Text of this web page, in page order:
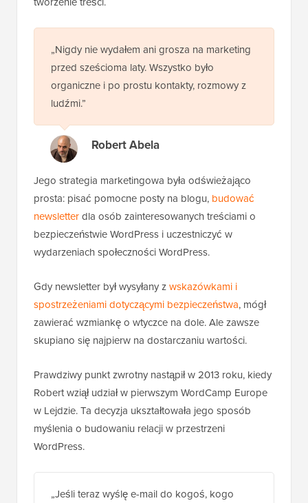
„Nigdy nie wydałem ani grosza na marketing
przed sześcioma laty. Wszystko było
organiczne i po prostu kontakty, rozmowy z
ludźmi.”
Robert Abela
Jego strategia marketingowa była odświeżająco
prosta: pisać pomocne posty na blogu, budować
newsletterdla osób zainteresowanych treściami o
bezpieczeństwie WordPress i uczestniczyć w
wydarzeniach społeczności WordPress.
Gdy newsletter był wysyłany zwskazówkami i
spostrzeżeniami dotyczącymi bezpieczeństwa, mógł
zawierać wzmiankę o wtyczce na dole. Ale zawsze
skupiano się najpierw na dostarczaniu wartości.
Prawdziwy punkt zwrotny nastąpił w 2013 roku, kiedy
Robert wziął udział w pierwszym WordCamp Europe
w Lejdzie. Ta decyzja ukształtowała jego sposób
myślenia o budowaniu relacji w przestrzeni
WordPress.
„Jeśli teraz wyślę e-mail do kogoś, kogo